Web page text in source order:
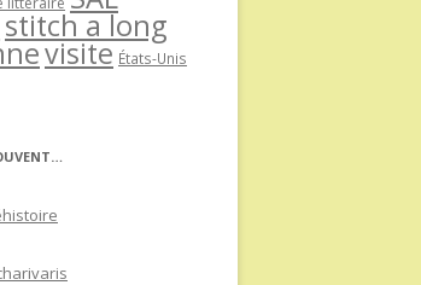
stitch a long
visite États-Unis